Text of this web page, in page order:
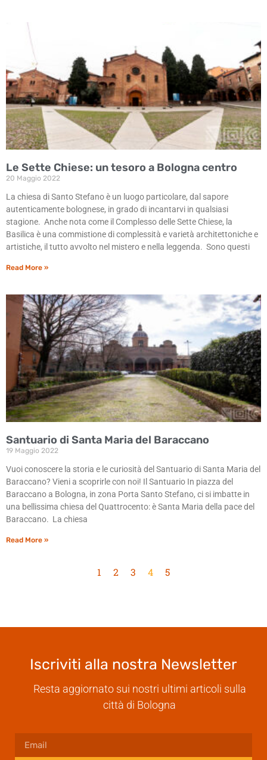
Le Sette Chiese: un tesoro a Bologna centro
20 Maggio 2022
La chiesa di Santo Stefano è un luogo particolare, dal sapore
autenticamente bolognese, in grado di incantarvi in qualsiasi
stagione. Anche nota come il Complesso delle Sette Chiese, la
Basilica è una commistione di complessità e varietà architettoniche e
artistiche, il tutto avvolto nel mistero e nella leggenda. Sono questi
Read More »
Santuario di Santa Maria del Baraccano
19 Maggio 2022
Vuoi conoscere la storia e le curiosità del Santuario di Santa Maria del
Baraccano? Vieni a scoprirle con noi! Il Santuario In piazza del
Baraccano a Bologna, in zona Porta Santo Stefano, ci si imbatte in
una bellissima chiesa del Quattrocento: è Santa Maria della pace del
Baraccano. La chiesa
Read More »
1 2 3 4 5
Iscriviti alla nostra Newsletter
Resta aggiornato sui nostri ultimi articoli sulla
città di Bologna